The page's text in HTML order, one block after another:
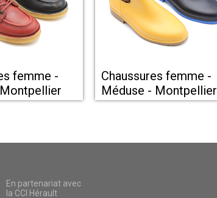
femme -
Chaussures femme -
Méduse - Montpellier
En partenariat avec
la CCI Hérault